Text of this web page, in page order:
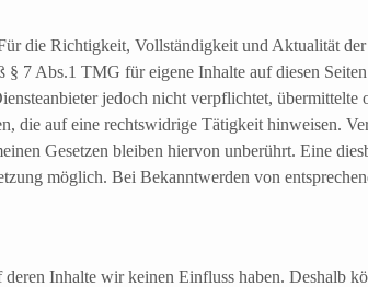
die Richtigkeit, Vollständigkeit und Aktualität
7 Abs.1 TMG für eigene Inhalte auf diesen
jedoch nicht verpflichtet, übermittelte
die auf eine rechtswidrige Tätigkeit hinweisen.
Gesetzen bleiben hiervon unberührt. Eine
möglich. Bei Bekanntwerden von
Inhalte wir keinen Einfluss haben. Deshalb